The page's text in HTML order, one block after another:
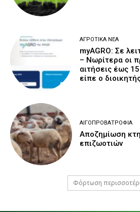
ΑΓΡΟΤΙΚΆ ΝΈΑ
myAGRO: Σε
– Νωρίτερα οι
αιτήσεις έως
είπε ο
ΑΙΓΟΠΡΟΒΑΤΡΟΦΊΑ
Αποζημίωση
επιζωοτιών
Φόρτωση